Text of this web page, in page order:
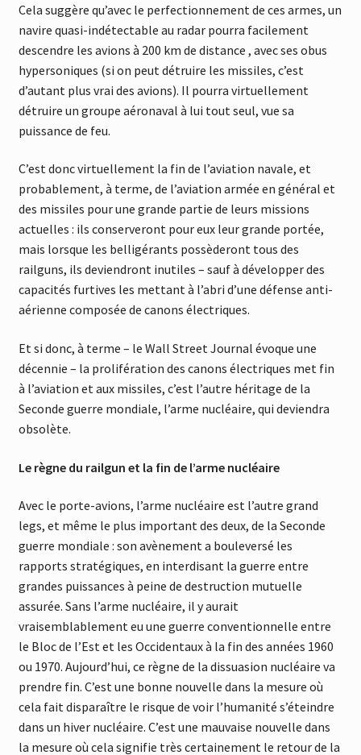
Cela suggère qu’avec le perfectionnement de ces armes, un
navire quasi-indétectable au radar pourra facilement
descendre les avions à 200 km de distance , avec ses obus
hypersoniques (si on peut détruire les missiles, c’est
d’autant plus vrai des avions). Il pourra virtuellement
détruire un groupe aéronaval à lui tout seul, vue sa
puissance de feu.
C’est donc virtuellement la fin de l’aviation navale, et
probablement, à terme, de l’aviation armée en général et
des missiles pour une grande partie de leurs missions
actuelles : ils conserveront pour eux leur grande portée,
mais lorsque les belligérants possèderont tous des
railguns, ils deviendront inutiles – sauf à développer des
capacités furtives les mettant à l’abri d’une défense anti-
aérienne composée de canons électriques.
Et si donc, à terme – le Wall Street Journal évoque une
décennie – la prolifération des canons électriques met fin
à l’aviation et aux missiles, c’est l’autre héritage de la
Seconde guerre mondiale, l’arme nucléaire, qui deviendra
obsolète.
Le règne du railgun et la fin de l’arme nucléaire
Avec le porte-avions, l’arme nucléaire est l’autre grand
legs, et même le plus important des deux, de la Seconde
guerre mondiale : son avènement a bouleversé les
rapports stratégiques, en interdisant la guerre entre
grandes puissances à peine de destruction mutuelle
assurée. Sans l’arme nucléaire, il y aurait
vraisemblablement eu une guerre conventionnelle entre
le Bloc de l’Est et les Occidentaux à la fin des années 1960
ou 1970. Aujourd’hui, ce règne de la dissuasion nucléaire va
prendre fin. C’est une bonne nouvelle dans la mesure où
cela fait disparaître le risque de voir l’humanité s’éteindre
dans un hiver nucléaire. C’est une mauvaise nouvelle dans
la mesure où cela signifie très certainement le retour de la